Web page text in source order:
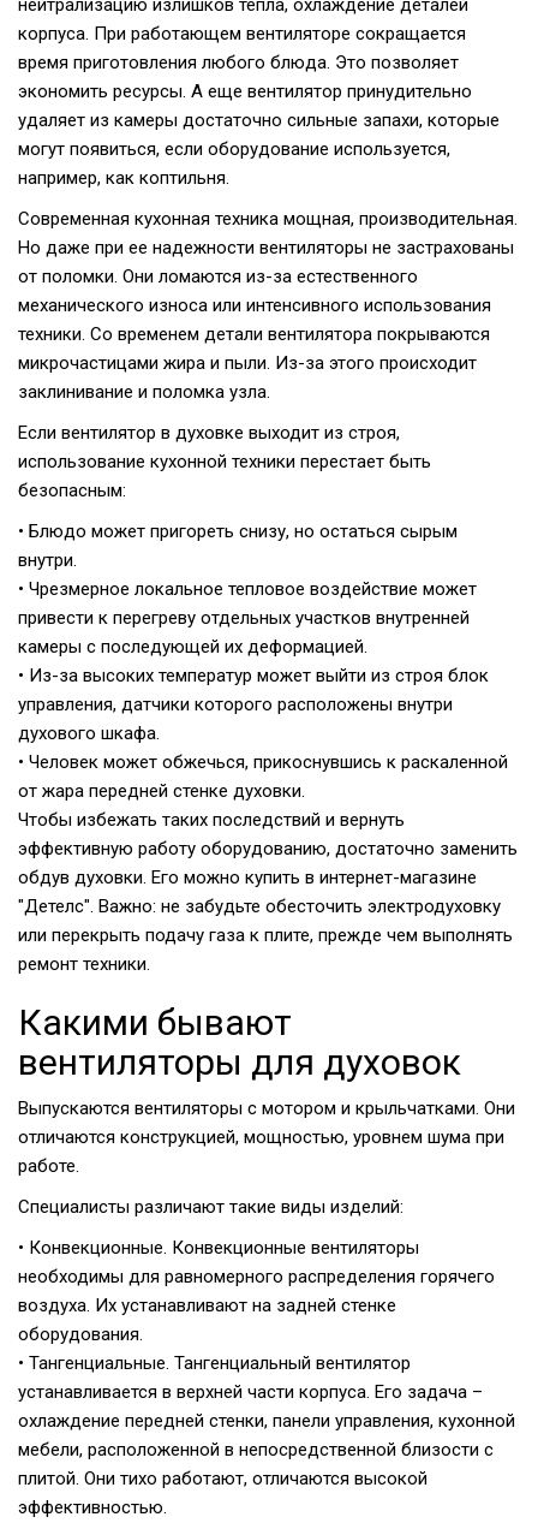
нейтрализацию излишков тепла, охлаждение деталей
корпуса. При работающем вентиляторе сокращается
время приготовления любого блюда. Это позволяет
экономить ресурсы. А еще вентилятор принудительно
удаляет из камеры достаточно сильные запахи, которые
могут появиться, если оборудование используется,
например, как коптильня.
Современная кухонная техника мощная, производительная.
Но даже при ее надежности вентиляторы не застрахованы
от поломки. Они ломаются из-за естественного
механического износа или интенсивного использования
техники. Со временем детали вентилятора покрываются
микрочастицами жира и пыли. Из-за этого происходит
заклинивание и поломка узла.
Если вентилятор в духовке выходит из строя,
использование кухонной техники перестает быть
безопасным:
• Блюдо может пригореть снизу, но остаться сырым
внутри.
• Чрезмерное локальное тепловое воздействие может
привести к перегреву отдельных участков внутренней
камеры с последующей их деформацией.
• Из-за высоких температур может выйти из строя блок
управления, датчики которого расположены внутри
духового шкафа.
• Человек может обжечься, прикоснувшись к раскаленной
от жара передней стенке духовки.
Чтобы избежать таких последствий и вернуть
эффективную работу оборудованию, достаточно заменить
обдув духовки. Его можно купить в интернет-магазине
"Детелс". Важно: не забудьте обесточить электродуховку
или перекрыть подачу газа к плите, прежде чем выполнять
ремонт техники.
Какими бывают
вентиляторы для духовок
Выпускаются вентиляторы с мотором и крыльчатками. Они
отличаются конструкцией, мощностью, уровнем шума при
работе.
Специалисты различают такие виды изделий:
• Конвекционные. Конвекционные вентиляторы
необходимы для равномерного распределения горячего
воздуха. Их устанавливают на задней стенке
оборудования.
• Тангенциальные. Тангенциальный вентилятор
устанавливается в верхней части корпуса. Его задача –
охлаждение передней стенки, панели управления, кухонной
мебели, расположенной в непосредственной близости с
плитой. Они тихо работают, отличаются высокой
эффективностью.